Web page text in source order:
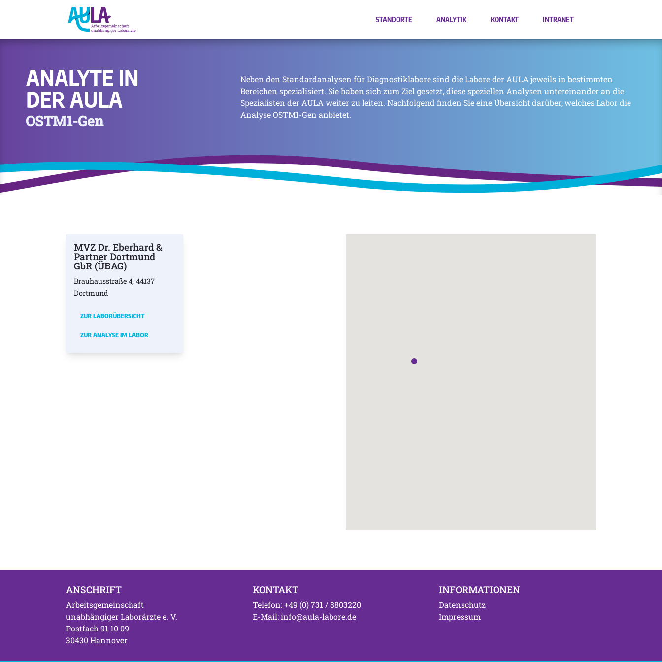
STANDORTE ANALYTIK KONTAKT INTRANET
ANALYTE IN
DER AULA
OSTM1-Gen
Neben den Standardanalysen für Diagnostiklabore sind die Labore der AULA jeweils in bestimmten
Bereichen spezialisiert. Sie haben sich zum Ziel gesetzt, diese speziellen Analysen untereinander an die
Spezialisten der AULA weiter zu leiten. Nachfolgend finden Sie eine Übersicht darüber, welches Labor die
Analyse OSTM1-Gen anbietet.
MVZ Dr. Eberhard &
Partner Dortmund
GbR (ÜBAG)
Brauhausstraße 4, 44137
Dortmund
ZUR LABORÜBERSICHT
ZUR ANALYSE IM LABOR
ANSCHRIFT
Arbeitsgemeinschaft
unabhängiger Laborärzte e. V.
Postfach 91 10 09
30430 Hannover
KONTAKT
Telefon: +49 (0) 731 / 8803220
E-Mail: info@aula-labore.de
INFORMATIONEN
Datenschutz
Impressum